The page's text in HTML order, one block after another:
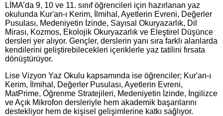
LİMA’da 9, 10 ve 11. sınıf öğrencileri için hazırlanan yaz
okulunda Kur'an-ı Kerim, İlmihal, Ayetlerin Evreni, Değerler
Pusulası, Medeniyetin İzinde, Sayısal Okuryazarlık, Dil
Mirası, Kozmos, Ekolojik Okuryazarlık ve Eleştirel Düşünce
dersleri yer alıyor. Gençler, derslerin yanı sıra farklı alanlarda
kendilerini geliştirebilecekleri içeriklerle yaz tatilini fırsata
dönüştürüyor.
Lise Vizyon Yaz Okulu kapsamında ise öğrenciler; Kur'an-ı
Kerim, İlmihal, Değerler Pusulası, Ayetlerin Evreni,
MatPrime, Öğrenme Stratejileri, Medeniyetin İzinde, İngilizce
ve Açık Mikrofon dersleriyle hem akademik başarılarını
destekliyor hem de kişisel gelişimlerine katkı sağlıyor.